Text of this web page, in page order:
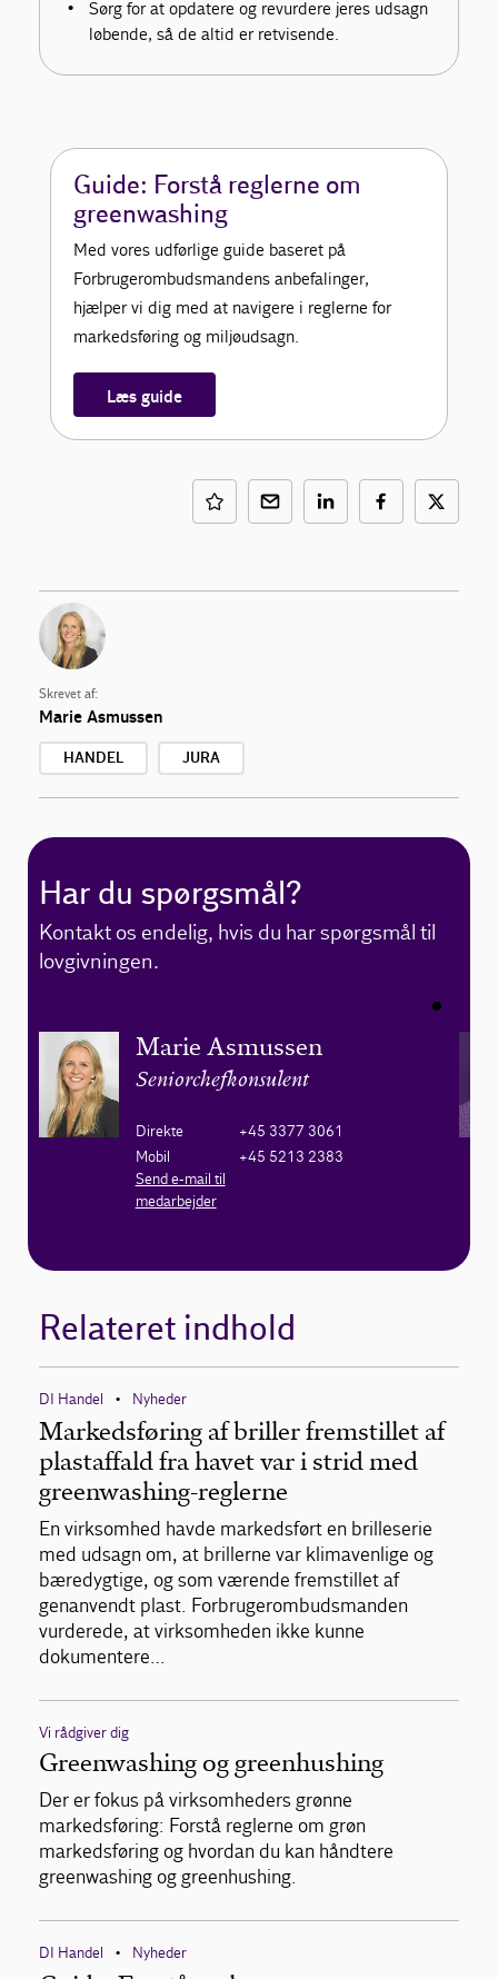
Sørg for at opdatere og revurdere jeres udsagn
løbende, så de altid er retvisende.
Guide: Forstå reglerne om
greenwashing
Med vores udførlige guide baseret på
Forbrugerombudsmandens anbefalinger,
hjælper vi dig med at navigere i reglerne for
markedsføring og miljøudsagn.
Læs guide
Skrevet af:
Marie Asmussen
HANDEL JURA
Har du spørgsmål?
Kontakt os endelig, hvis du har spørgsmål til
lovgivningen.
Marie Asmussen
Seniorchefkonsulent
Direkte
+45 3377 3061
Mobil
+45 5213 2383
Send e-mail til
medarbejder
Relateret indhold
DI Handel • Nyheder
Markedsføring af briller fremstillet af
plastaffald fra havet var i strid med
greenwashing-reglerne
En virksomhed havde markedsført en brilleserie
med udsagn om, at brillerne var klimavenlige og
bæredygtige, og som værende fremstillet af
genanvendt plast. Forbrugerombudsmanden
vurderede, at virksomheden ikke kunne
dokumentere…
Vi rådgiver dig
Greenwashing og greenhushing
Der er fokus på virksomheders grønne
markedsføring: Forstå reglerne om grøn
markedsføring og hvordan du kan håndtere
greenwashing og greenhushing.
DI Handel • Nyheder